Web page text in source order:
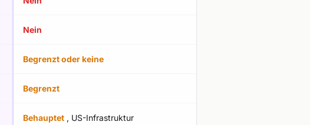
Nein
Begrenzt oder keine
Begrenzt
Behauptet , US-Infrastruktur